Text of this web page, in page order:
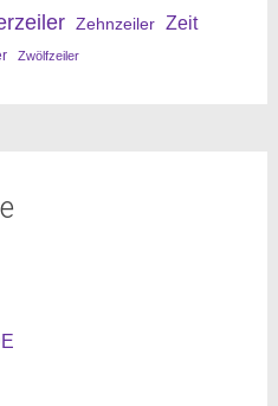
Zehnzeiler Zeit
Zwölfzeiler